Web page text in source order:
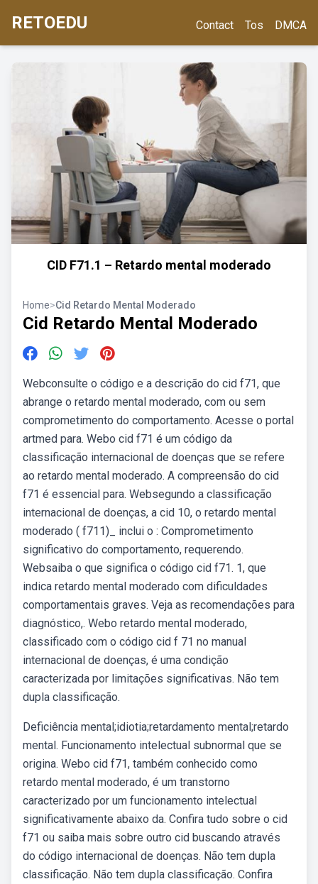
RETOEDU Contact Tos DMCA
CID F71.1 – Retardo mental moderado
Home>Cid Retardo Mental Moderado
Cid Retardo Mental Moderado
Webconsulte o código e a descrição do cid f71, que
abrange o retardo mental moderado, com ou sem
comprometimento do comportamento. Acesse o portal
artmed para. Webo cid f71 é um código da
classificação internacional de doenças que se refere
ao retardo mental moderado. A compreensão do cid
f71 é essencial para. Websegundo a classificação
internacional de doenças, a cid 10, o retardo mental
moderado ( f711)_ inclui o : Comprometimento
significativo do comportamento, requerendo.
Websaiba o que significa o código cid f71. 1, que
indica retardo mental moderado com dificuldades
comportamentais graves. Veja as recomendações para
diagnóstico,. Webo retardo mental moderado,
classificado com o código cid f 71 no manual
internacional de doenças, é uma condição
caracterizada por limitações significativas. Não tem
dupla classificação.
Deficiência mental;idiotia;retardamento mental;retardo
mental. Funcionamento intelectual subnormal que se
origina. Webo⁤ cid f71, também conhecido como
retardo mental‍ moderado, é um‌ transtorno
caracterizado por um funcionamento intelectual
significativamente abaixo da. Confira tudo sobre o cid
f71 ou saiba mais sobre outro cid buscando através
do código internacional de doenças. Não tem dupla
classificação. Não tem dupla classificação. Confira